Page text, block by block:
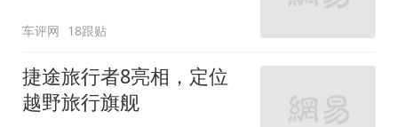
车评网 18跟贴
捷途旅行者8亮相，定位
越野旅行旗舰